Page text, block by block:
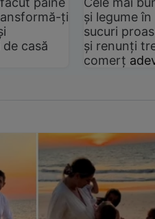
ți
casă
și legume
sucuri
și renunți
comerț